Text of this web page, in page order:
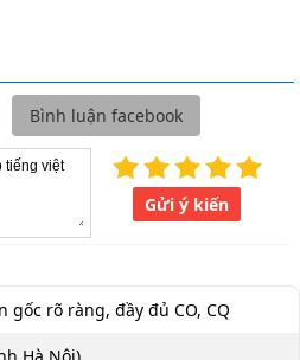
Bình luận facebook
Gửi ý kiến
rõ ràng, đầy đủ CO, CQ